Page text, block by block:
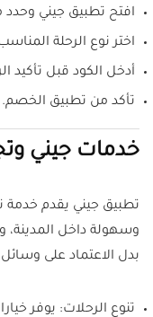
افتح تطبيق جيني
اختر نوع الرحلة
أدخل الكود قبل تأكيد
تأكد من تطبيق الخصم.
خدمات جيني
تطبيق جيني يقدم
وسهولة داخل المدينة،
بدل الاعتماد على وسائل
تنوع الرحلات: يوفر